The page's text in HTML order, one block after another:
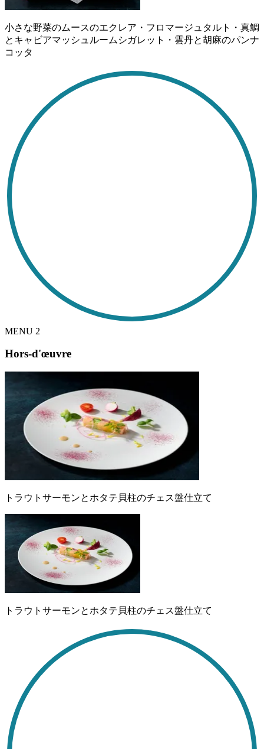
小さな野菜のムースのエクレア・フロマージュタルト・真鯛
とキャビアマッシュルームシガレット・雲丹と胡麻のパンナ
コッタ
MENU 2
Hors-d'œuvre
トラウトサーモンとホタテ貝柱のチェス盤仕立て
トラウトサーモンとホタテ貝柱のチェス盤仕立て